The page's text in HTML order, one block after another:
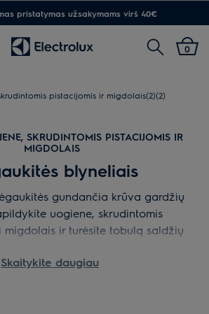
pristatymas užsakymams virš 40€
Paieška0
pistacijomis ir migdolais(2)(2)
SKRUDINTOMIS PISTACIJOMIS IR
MIGDOLAIS
blyneliais
gundančia krūva gardžių
uogiene, skrudintomis
migdolais ir turėsite tobulą saldžių
ar pradėti naują dieną.
Skaitykite daugiau